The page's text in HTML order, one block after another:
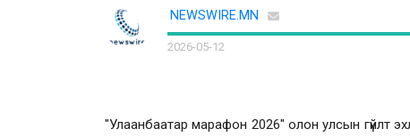
NEWSWIRE.MN
2026-05-12
"Улаанбаатар марафон 2026" олон улсын гүйлт